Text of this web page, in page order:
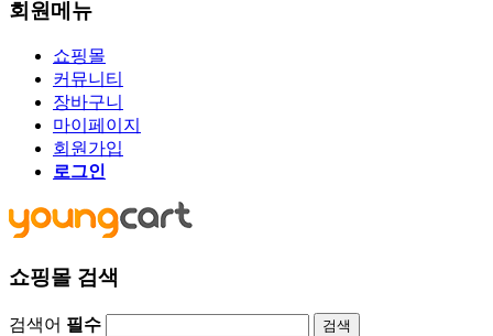
회원메뉴
쇼핑몰
커뮤니티
장바구니
마이페이지
회원가입
로그인
쇼핑몰 검색
검색어 필수 검색